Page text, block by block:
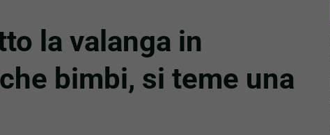
la valanga in
bimbi, si teme una